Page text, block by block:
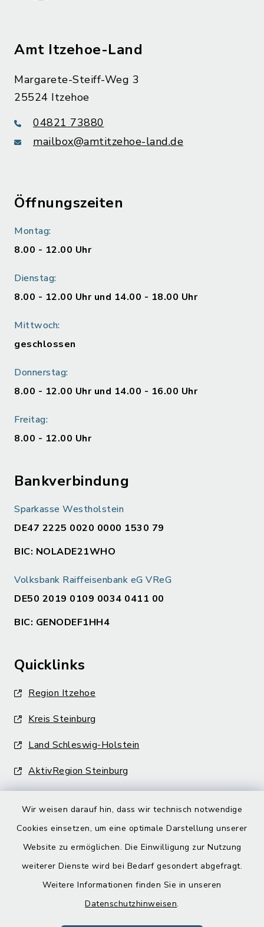
Wir weisen darauf hin, dass wir technisch notwendige
Cookies einsetzen, um eine optimale Darstellung unserer
Website zu ermöglichen. Die Einwilligung zur Nutzung
weiterer Dienste wird bei Bedarf gesondert abgefragt.
Weitere Informationen finden Sie in unseren
Datenschutzhinweisen.
Amt Itzehoe-Land
Margarete-Steiff-Weg 3
25524 Itzehoe
04821 73880
mailbox@amtitzehoe-land.de
Öffnungszeiten
Montag:
8.00 - 12.00 Uhr
Dienstag:
8.00 - 12.00 Uhr und 14.00 - 18.00 Uhr
Mittwoch:
geschlossen
Donnerstag:
8.00 - 12.00 Uhr und 14.00 - 16.00 Uhr
Freitag:
8.00 - 12.00 Uhr
Bankverbindung
Sparkasse Westholstein
DE47 2225 0020 0000 1530 79
BIC: NOLADE21WHO
Volksbank Raiffeisenbank eG VReG
DE50 2019 0109 0034 0411 00
BIC: GENODEF1HH4
Quicklinks
Region Itzehoe
Kreis Steinburg
Land Schleswig-Holstein
AktivRegion Steinburg
Barrierefreiheit